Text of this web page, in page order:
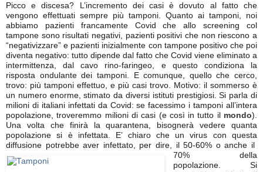
Picco e discesa? L’incremento dei casi è dovuto al fatto che
vengono effettuati sempre più tamponi. Quanto ai tamponi, noi
abbiamo pazienti francamente Covid che allo screening col
tampone sono risultati negativi, pazienti positivi che non riescono a
“negativizzare” e pazienti inizialmente con tampone positivo che poi
diventa negativo: tutto dipende dal fatto che Covid viene eliminato a
intermittenza, dal cavo rino-faringeo, e questo condiziona la
risposta ondulante dei tamponi. E comunque, quello che cerco,
trovo: più tamponi effettuo, e più casi trovo. Motivo: il sommerso è
un numero enorme, stimato da diversi istituti prestigiosi. Si parla di
milioni di italiani infettati da Covid: se facessimo i tamponi all’intera
popolazione, troveremmo milioni di casi (e così in tutto il mondo).
Una volta che finirà la quarantena, bisognerà vedere quanta
popolazione si è infettata. E’ chiaro che un virus con questa
diffusione potrebbe aver infettato, per dire, il 50-60% o anche il
70% della
popolazione. Si